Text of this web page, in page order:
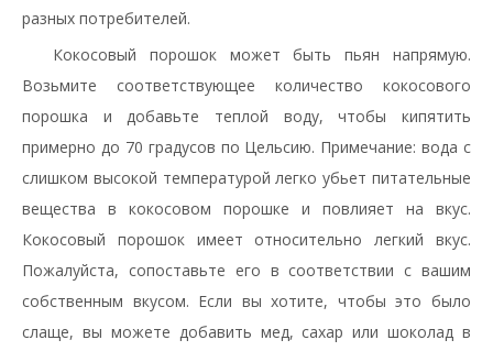
разных потребителей.
Кокосовый порошок может быть пьян напрямую.
Возьмите соответствующее количество кокосового
порошка и добавьте теплой воду, чтобы кипятить
примерно до 70 градусов по Цельсию. Примечание: вода с
слишком высокой температурой легко убьет питательные
вещества в кокосовом порошке и повлияет на вкус.
Кокосовый порошок имеет относительно легкий вкус.
Пожалуйста, сопоставьте его в соответствии с вашим
собственным вкусом. Если вы хотите, чтобы это было
слаще, вы можете добавить мед, сахар или шоколад в